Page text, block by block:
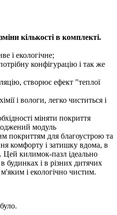
кількості в комплекті.
і екологічне;
конфігурацію і так же
створює ефект "теплої
і вологи, легко чиститься і
міняти покриття
модуль
покриттям для благоустрою та
комфорту і затишку вдома, в
Цей килимок-пазл ідеально
будинках і в різних дитячих
і екологічно чистим.